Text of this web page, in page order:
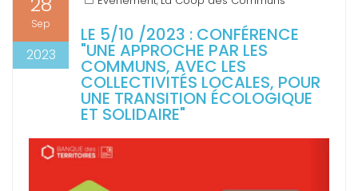
Sep
2023
LE 5/10 /2023 : CONFÉRENCE
"UNE APPROCHE PAR LES
COMMUNS, AVEC LES
COLLECTIVITÉS LOCALES, POUR
UNE TRANSITION ÉCOLOGIQUE
ET SOLIDAIRE"